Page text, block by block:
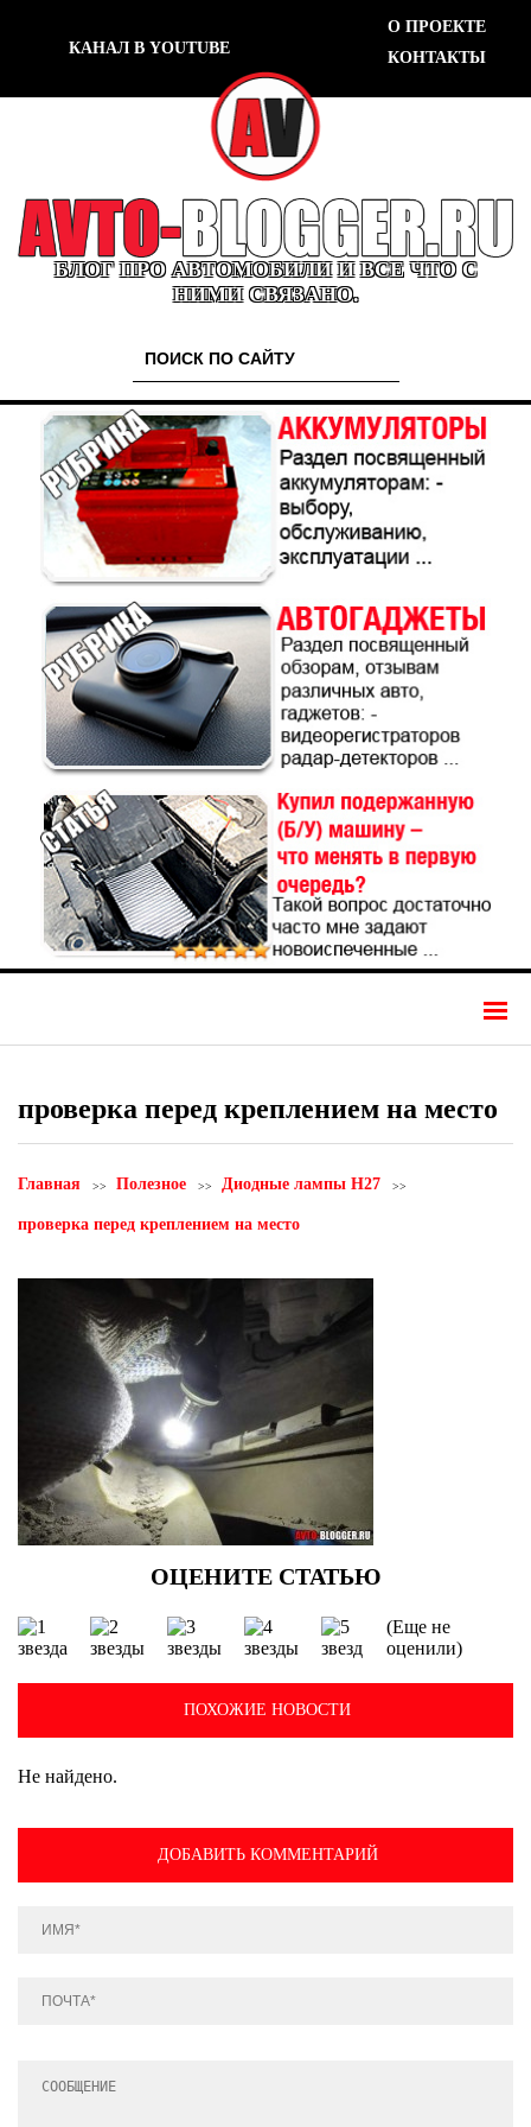
КАНАЛ В YOUTUBE
О ПРОЕКТЕ
КОНТАКТЫ
БЛОГ ПРО АВТОМОБИЛИ И ВСЕ ЧТО С
НИМИ СВЯЗАНО.
проверка перед креплением на место
Главная Полезное Диодные лампы H27
проверка перед креплением на место
(Еще не
оценили)
ПОХОЖИЕ НОВОСТИ
Не найдено.
ДОБАВИТЬ КОММЕНТАРИЙ